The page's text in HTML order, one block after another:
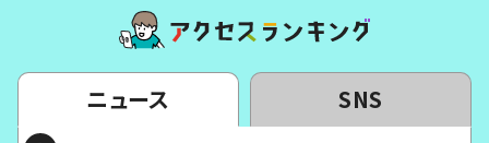
ニュース SNS